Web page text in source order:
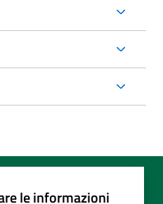
le informazioni